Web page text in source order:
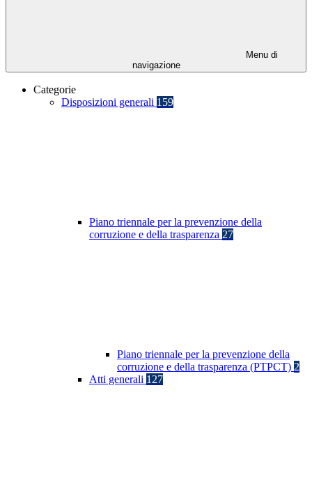
Menu di
navigazione
Categorie
Disposizioni generali 159
Piano triennale per la prevenzione della
corruzione e della trasparenza 27
Piano triennale per la prevenzione della
corruzione e della trasparenza (PTPCT) 2
Atti generali 127